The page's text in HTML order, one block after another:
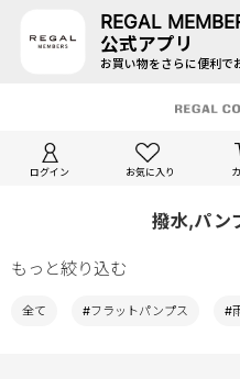
REGAL
公式アプリ
お買い物をさらに便利で
ログイン お気に入り
撥水,パン
もっと絞り込む
全て #フラットパンプス #